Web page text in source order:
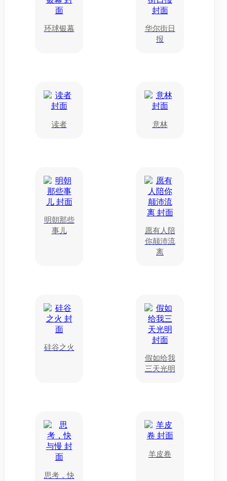
环球银幕
华尔街日
报
读者 意林
明朝那些
事儿
愿有人陪
你颠沛流
离
硅谷之火
假如给我
三天光明
思考，快
羊皮卷